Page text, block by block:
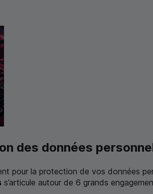
des données
pour la protection de vos données
s’articule autour de 6 grands